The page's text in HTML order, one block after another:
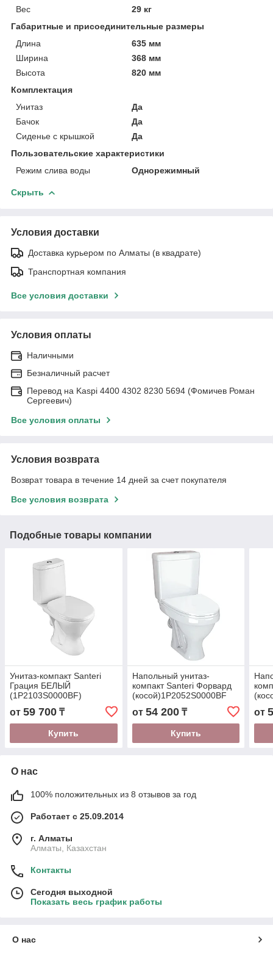
Вес
29 кг
Габаритные и присоединительные размеры
Длина
635 мм
Ширина
368 мм
Высота
820 мм
Комплектация
Унитаз
Да
Бачок
Да
Сиденье с крышкой
Да
Пользовательские характеристики
Режим слива воды
Однорежимный
Скрыть
Условия доставки
Доставка курьером по Алматы (в квадрате)
Транспортная компания
Все условия доставки
Условия оплаты
Наличными
Безналичный расчет
Перевод на Kaspi 4400 4302 8230 5694 (Фомичев Роман
Сергеевич)
Все условия оплаты
Условия возврата
Возврат товара в течение 14 дней за счет покупателя
Все условия возврата
Подобные товары компании
Унитаз-компакт Santeri
Грация БЕЛЫЙ
(1P2103S0000BF)
от 59 700 ₸
Купить
Напольный унитаз-
компакт Santeri Форвард
(косой)1P2052S0000BF
от 54 200₸
Купить
от
О нас
100% положительных из 8 отзывов за год
Работает с 25.09.2014
г. Алматы
Алматы, Казахстан
Контакты
Сегодня выходной
Показать весь график работы
О нас